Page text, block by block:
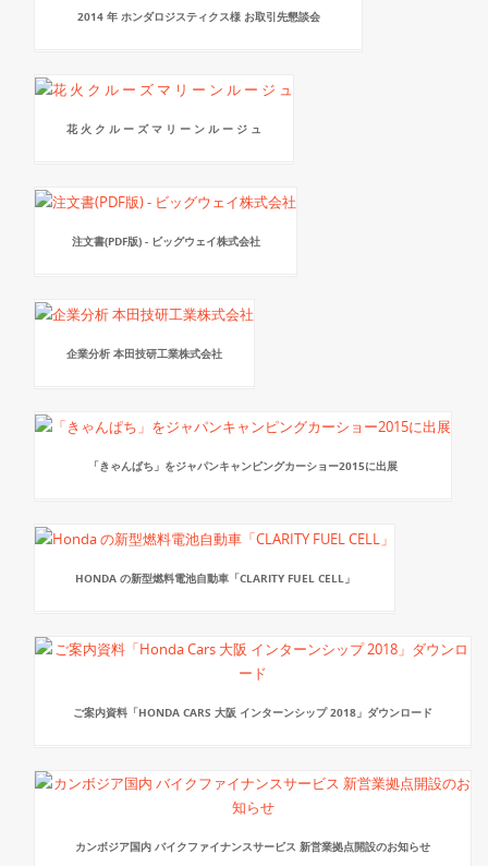
2014 年 ホンダロジスティクス様 お取引先懇談会
花 火 ク ル ー ズ マ リ ー ン ル ー ジ ュ
注文書(PDF版) - ビッグウェイ株式会社
企業分析 本田技研工業株式会社
「きゃんぱち」をジャパンキャンピングカーショー2015に出展
HONDA の新型燃料電池自動車「CLARITY FUEL CELL」
ご案内資料「HONDA CARS 大阪 インターンシップ 2018」ダウンロード
カンボジア国内 バイクファイナンスサービス 新営業拠点開設のお知らせ